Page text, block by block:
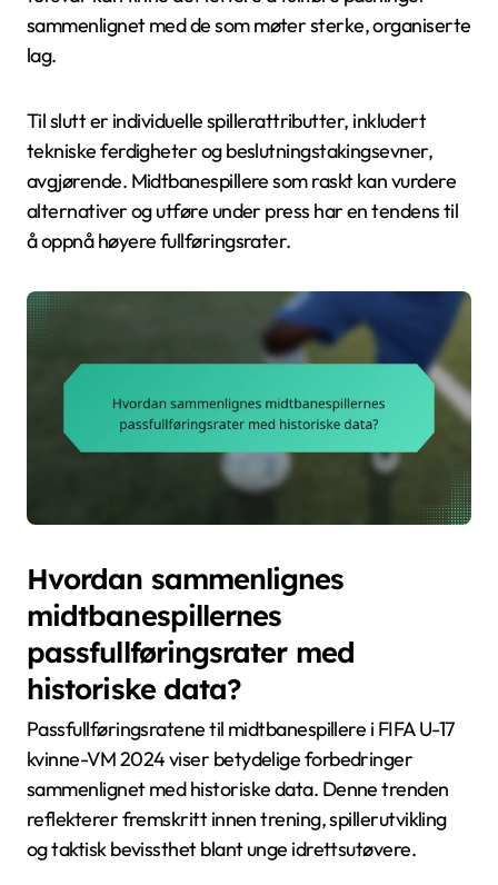
sammenlignet med de som møter sterke, organiserte
lag.
Til slutt er individuelle spillerattributter, inkludert
tekniske ferdigheter og beslutningstakingsevner,
avgjørende. Midtbanespillere som raskt kan vurdere
alternativer og utføre under press har en tendens til
å oppnå høyere fullføringsrater.
Hvordan sammenlignes
midtbanespillernes
passfullføringsrater med
historiske data?
Passfullføringsratene til midtbanespillere i FIFA U-17
kvinne-VM 2024 viser betydelige forbedringer
sammenlignet med historiske data. Denne trenden
reflekterer fremskritt innen trening, spillerutvikling
og taktisk bevissthet blant unge idrettsutøvere.